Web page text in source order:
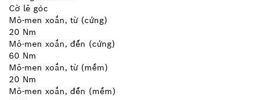
Cờ lê góc
Mô-men xoắn, từ (cứng)
20 Nm
Mô-men xoắn, đến (cứng)
60 Nm
Mô-men xoắn, từ (mềm)
20 Nm
Mô-men xoắn, đến (mềm)